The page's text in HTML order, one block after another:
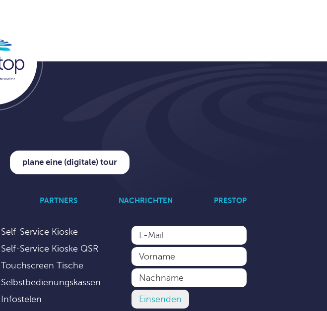
plane eine (digitale) tour
PARTNERS NACHRICHTEN PRESTOP
Self-Service Kioske
Self-Service Kioske QSR
Touchscreen Tische
Selbstbedienungskassen
Infostelen